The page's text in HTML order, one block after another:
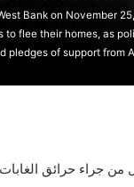
Bank on November
flee their homes, as
pledges of support
جراء حرائق